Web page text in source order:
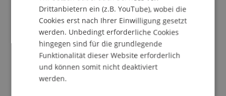
Updates wie Budget, Erlöse, etc:
Hierbei ist das Layout der eMail gleich, jedoch der
Inhalt ändert sich periodisch. Der Kurs zeigt, wie
ein Macro verwendet werden kann um
standardisierte eMails zu versenden.
Starten von Macros per eMail:
Drittanbietern ein (z.B. YouTube), wobei die
Cookies erst nach Ihrer Einwilligung gesetzt
werden. Unbedingt erforderliche Cookies
hingegen sind für die grundlegende
Funktionalität dieser Website erforderlich
und können somit nicht deaktiviert
werden.